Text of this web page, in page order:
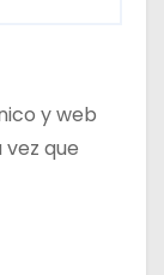
y web
que